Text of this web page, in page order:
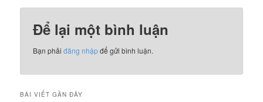
Để lại một bình luận
Bạn phảiđăng nhậpđể gửi bình luận.
BÀI VIẾT GẦN ĐÂY